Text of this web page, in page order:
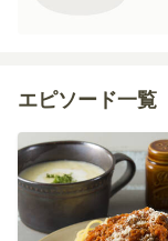
エピソード一覧